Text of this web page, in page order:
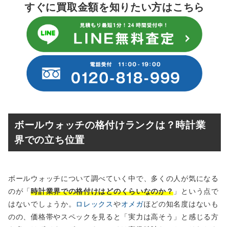
すぐに買取金額を知りたい方はこちら
ボールウォッチの格付けランクは？時計業
界での立ち位置
ボールウォッチについて調べていく中で、多くの人が気になる
のが「時計業界での格付けはどのくらいなのか？ 」という点で
はないでしょうか。 ロレックスやオメガほどの知名度はないも
のの、価格帯やスペックを見ると「実力は高そう」と感じる方